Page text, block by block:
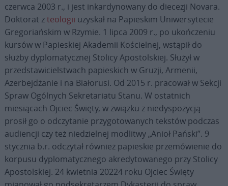
czerwca 2003 r., i jest inkardynowany do diecezji Novara.
Doktorat zteologii uzyskał na Papieskim Uniwersytecie
Gregoriańskim w Rzymie. 1 lipca 2009 r., po ukończeniu
kursów w Papieskiej Akademii Kościelnej, wstąpił do
służby dyplomatycznej Stolicy Apostolskiej. Służył w
przedstawicielstwach papieskich w Gruzji, Armenii,
Azerbejdżanie i na Białorusi. Od 2015 r. pracował w Sekcji
Spraw Ogólnych Sekretariatu Stanu. W ostatnich
miesiącach Ojciec Święty, w związku z niedyspozycją
prosił go o odczytanie przygotowanych tekstów podczas
audiencji czy też niedzielnej modlitwy „Anioł Pański”. 9
stycznia b.r. odczytał również papieskie przemówienie do
korpusu dyplomatycznego akredytowanego przy Stolicy
Apostolskiej. 24 kwietnia 20224 roku Ojciec Święty